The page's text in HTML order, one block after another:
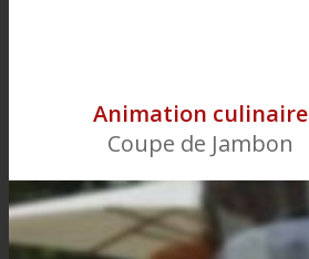
Animation culinaire
Coupe de Jambon